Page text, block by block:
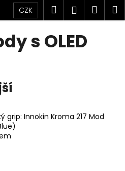
CZK Hledat
s OLED
grip: Innokin Kroma 217 Mod